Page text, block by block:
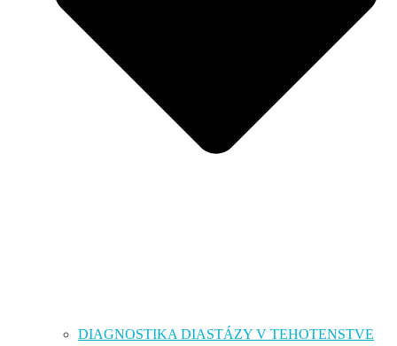
DIAGNOSTIKA DIASTÁZY V TEHOTENSTVE